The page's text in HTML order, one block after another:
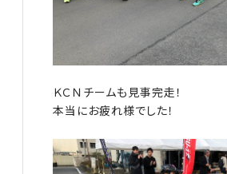
ＫＣＮチームも見事完走！
本当にお疲れ様でした！